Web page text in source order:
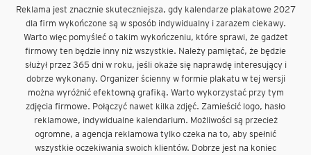
Reklama jest znacznie skuteczniejsza, gdy kalendarze plakatowe 2027
dla firm wykończone są w sposób indywidualny i zarazem ciekawy.
Warto więc pomyśleć o takim wykończeniu, które sprawi, że gadżet
firmowy ten będzie inny niż wszystkie. Należy pamiętać, że będzie
służył przez 365 dni w roku, jeśli okaże się naprawdę interesujący i
dobrze wykonany. Organizer ścienny w formie plakatu w tej wersji
można wyróżnić efektowną grafiką. Warto wykorzystać przy tym
zdjęcia firmowe. Połączyć nawet kilka zdjęć. Zamieścić logo, hasło
reklamowe, indywidualne kalendarium. Możliwości są przecież
ogromne, a agencja reklamowa tylko czeka na to, aby spełnić
wszystkie oczekiwania swoich klientów. Dobrze jest na koniec